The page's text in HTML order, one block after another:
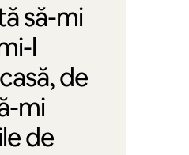
să-mi
l
de
mi
de